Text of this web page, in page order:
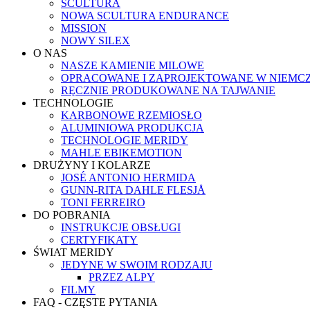
SCULTURA
NOWA SCULTURA ENDURANCE
MISSION
NOWY SILEX
O NAS
NASZE KAMIENIE MILOWE
OPRACOWANE I ZAPROJEKTOWANE W
RĘCZNIE PRODUKOWANE NA TAJWANIE
TECHNOLOGIE
KARBONOWE RZEMIOSŁO
ALUMINIOWA PRODUKCJA
TECHNOLOGIE MERIDY
MAHLE EBIKEMOTION
DRUŻYNY I KOLARZE
JOSÉ ANTONIO HERMIDA
GUNN-RITA DAHLE FLESJÅ
TONI FERREIRO
DO POBRANIA
INSTRUKCJE OBSŁUGI
CERTYFIKATY
ŚWIAT MERIDY
JEDYNE W SWOIM RODZAJU
PRZEZ ALPY
FILMY
FAQ - CZĘSTE PYTANIA